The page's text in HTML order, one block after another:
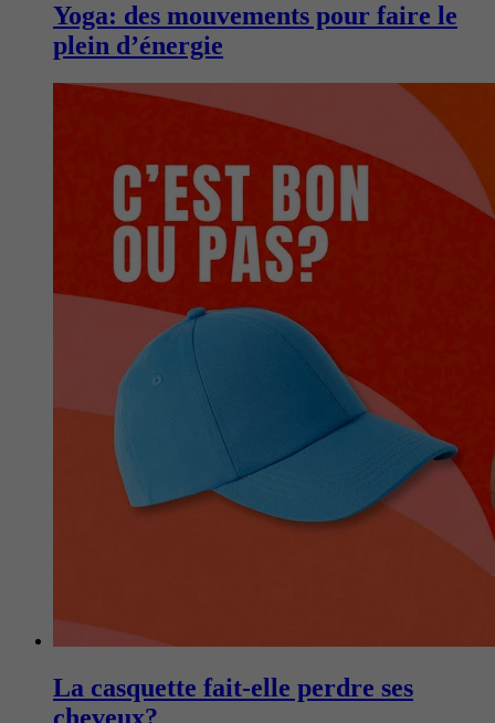
Yoga: des mouvements pour faire le
plein d’énergie
La casquette fait-elle perdre ses